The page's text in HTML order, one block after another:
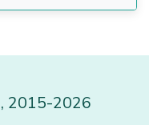
, 2015-2026